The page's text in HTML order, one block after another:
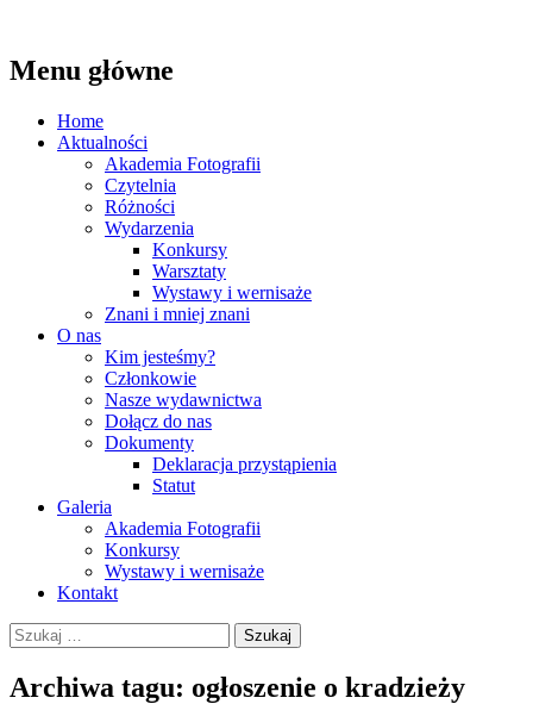
Fotograficzne
Szukaj
Menu główne
Przeskocz
Home
Aktualności
Akademia Fotografii
Czytelnia
Różności
Wydarzenia
Konkursy
Warsztaty
Wystawy i wernisaże
Znani i mniej znani
O nas
Kim jesteśmy?
Członkowie
Nasze wydawnictwa
Dołącz do nas
Dokumenty
Deklaracja przystąpienia
Statut
Galeria
Akademia Fotografii
Konkursy
Wystawy i wernisaże
Kontakt
Szukaj:
Archiwa tagu: ogłoszenie o kradzieży